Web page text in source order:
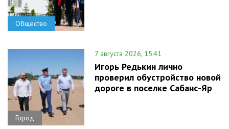
Общество
Город
7 августа 2026, 15:41
Игорь Редькин лично
проверил обустройство новой
дороге в поселке Сабанс-Яр